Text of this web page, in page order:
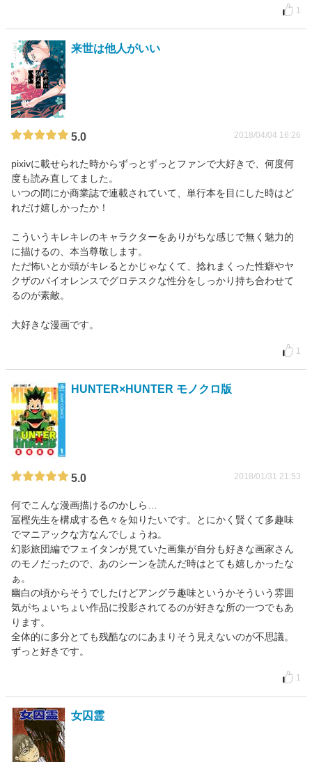
1
来世は他人がいい
5.0 2018/04/04 16:26
pixivに載せられた時からずっとずっとファンで大好きで、何度何
度も読み直してました。
いつの間にか商業誌で連載されていて、単行本を目にした時はど
れだけ嬉しかったか！
こういうキレキレのキャラクターをありがちな感じで無く魅力的
に描けるの、本当尊敬します。
ただ怖いとか頭がキレるとかじゃなくて、捻れまくった性癖やヤ
クザのバイオレンスでグロテスクな性分をしっかり持ち合わせて
るのが素敵。
大好きな漫画です。
1
HUNTER×HUNTER モノクロ版
5.0 2018/01/31 21:53
何でこんな漫画描けるのかしら…
冨樫先生を構成する色々を知りたいです。とにかく賢くて多趣味
でマニアックな方なんでしょうね。
幻影旅団編でフェイタンが見ていた画集が自分も好きな画家さん
のモノだったので、あのシーンを読んだ時はとても嬉しかったな
ぁ。
幽白の頃からそうでしたけどアングラ趣味というかそういう雰囲
気がちょいちょい作品に投影されてるのが好きな所の一つでもあ
ります。
全体的に多分とても残酷なのにあまりそう見えないのが不思議。
ずっと好きです。
1
女囚霊